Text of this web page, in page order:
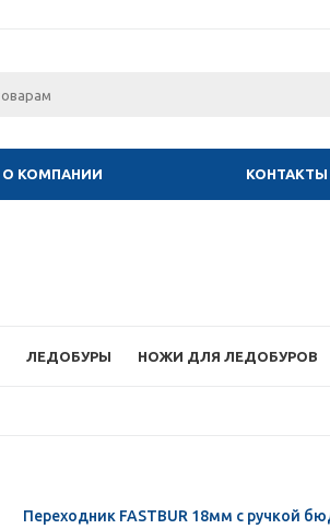
О КОМПАНИИ КОНТАКТЫ
ЛЕДОБУРЫ НОЖИ ДЛЯ ЛЕДОБУРОВ
Переходник FASTBUR 18мм с ручкой